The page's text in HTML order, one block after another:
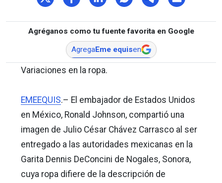
Agréganos como tu fuente favorita en Google
AgregaEme equisen
Variaciones en la ropa.
EMEEQUIS.– El embajador de Estados Unidos
en México, Ronald Johnson, compartió una
imagen de Julio César Chávez Carrasco al ser
entregado a las autoridades mexicanas en la
Garita Dennis DeConcini de Nogales, Sonora,
cuya ropa difiere de la descripción de